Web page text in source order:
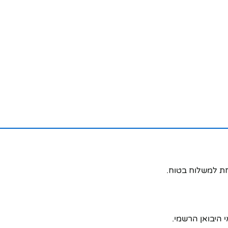
למשלוח בטוח.
היבואן הרשמי.